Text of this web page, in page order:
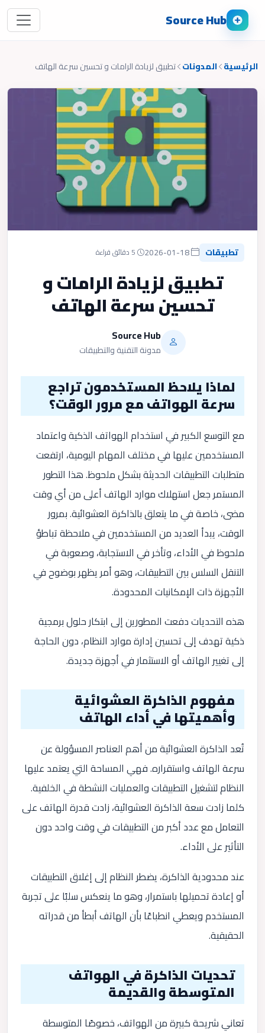
Source Hub
الرئيسية المدونات تطبيق لزيادة الرامات و تحسين سرعة الهاتف
تطبيقات 2026-01-18
تطبيق لزيادة الرامات و
تحسين سرعة الهاتف
Source Hub
مدونة التقنية والتطبيقات
لماذا يلاحظ المستخدمون تراجع
سرعة الهواتف مع مرور الوقت؟
مع التوسع الكبير في استخدام الهواتف الذكية واعتماد
المستخدمين عليها في مختلف المهام اليومية، ارتفعت
متطلبات التطبيقات الحديثة بشكل ملحوظ. هذا التطور
المستمر جعل استهلاك موارد الهاتف أعلى من أي وقت
مضى، خاصة في ما يتعلق بالذاكرة العشوائية. بمرور
الوقت، يبدأ العديد من المستخدمين في ملاحظة تباطؤ
ملحوظ في الأداء، وتأخر في الاستجابة، وصعوبة في
التنقل السلس بين التطبيقات، وهو أمر يظهر بوضوح في
الأجهزة ذات الإمكانيات المحدودة.
هذه التحديات دفعت المطورين إلى ابتكار حلول برمجية
ذكية تهدف إلى تحسين إدارة موارد النظام، دون الحاجة
إلى تغيير الهاتف أو الاستثمار في أجهزة جديدة.
مفهوم الذاكرة العشوائية
وأهميتها في أداء الهاتف
تُعد الذاكرة العشوائية من أهم العناصر المسؤولة عن
سرعة الهاتف واستقراره. فهي المساحة التي يعتمد عليها
النظام لتشغيل التطبيقات والعمليات النشطة في الخلفية.
كلما زادت سعة الذاكرة العشوائية، زادت قدرة الهاتف على
التعامل مع عدد أكبر من التطبيقات في وقت واحد دون
التأثير على الأداء.
عند محدودية الذاكرة، يضطر النظام إلى إغلاق التطبيقات
أو إعادة تحميلها باستمرار، وهو ما ينعكس سلبًا على تجربة
المستخدم ويعطي انطباعًا بأن الهاتف أبطأ من قدراته
الحقيقية.
تحديات الذاكرة في الهواتف
المتوسطة والقديمة
تعاني شريحة كبيرة من الهواتف، خصوصًا المتوسطة